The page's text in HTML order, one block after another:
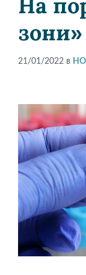
На
зони»
21/01/2022 в